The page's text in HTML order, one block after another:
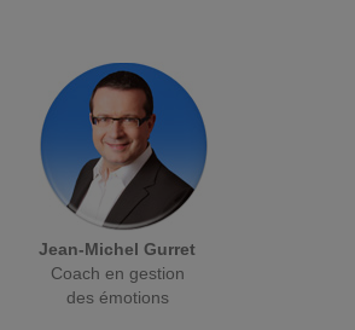
Jean-Michel Gurret
Coach en gestion
des émotions